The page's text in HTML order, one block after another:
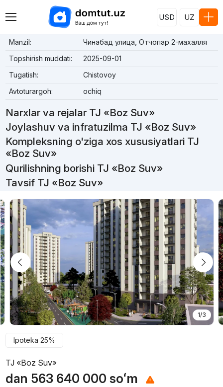
USD UZ
Manzil:
Чинабад улица, Отчопар 2-махалля
Topshirish muddati:
2025-09-01
Tugatish:
Chistovoy
Avtoturargoh:
ochiq
Narxlar va rejalar TJ «Boz Suv»
Joylashuv va infratuzilma TJ «Boz Suv»
Kompleksning o'ziga xos xususiyatlari TJ
«Boz Suv»
Qurilishning borishi TJ «Boz Suv»
Tavsif TJ «Boz Suv»
1/3
Ipoteka 25%
TJ «Boz Suv»
dan 563 640 000 soʻm